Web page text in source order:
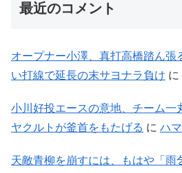
最近のコメント
オープナー小澤、真打高橋踏ん張
い打線で延長の末サヨナラ負け に
小川好投エースの意地、チーム一
ヤクルトが釜首をもたげる に ハ
天敵青柳を崩すには、もはや「雨